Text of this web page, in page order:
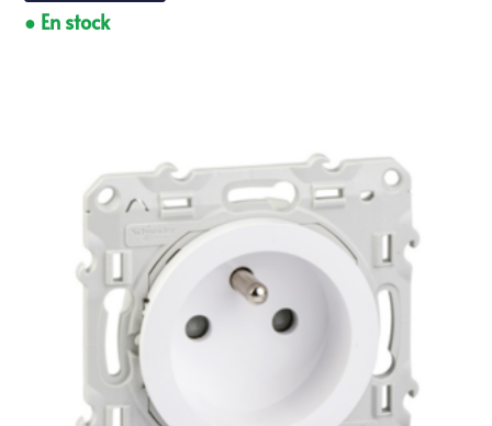
● En stock